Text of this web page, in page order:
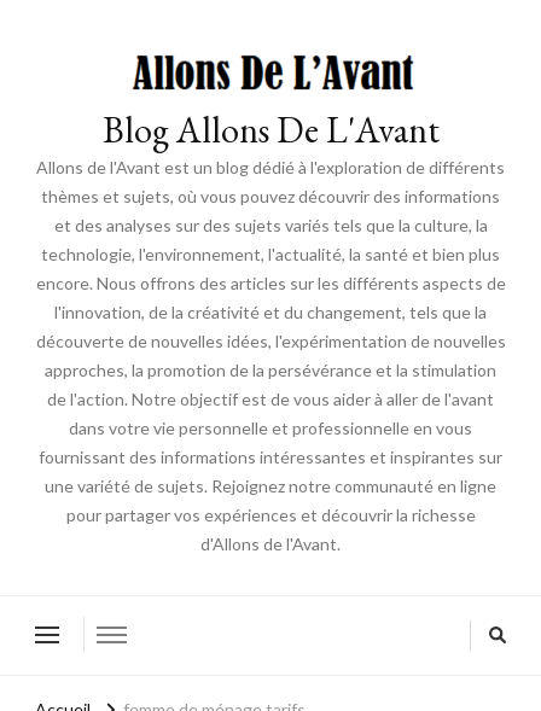
Blog Allons De L'Avant
Allons de l'Avant est un blog dédié à l'exploration de différents
thèmes et sujets, où vous pouvez découvrir des informations
et des analyses sur des sujets variés tels que la culture, la
technologie, l'environnement, l'actualité, la santé et bien plus
encore. Nous offrons des articles sur les différents aspects de
l'innovation, de la créativité et du changement, tels que la
découverte de nouvelles idées, l'expérimentation de nouvelles
approches, la promotion de la persévérance et la stimulation
de l'action. Notre objectif est de vous aider à aller de l'avant
dans votre vie personnelle et professionnelle en vous
fournissant des informations intéressantes et inspirantes sur
une variété de sujets. Rejoignez notre communauté en ligne
pour partager vos expériences et découvrir la richesse
d'Allons de l'Avant.